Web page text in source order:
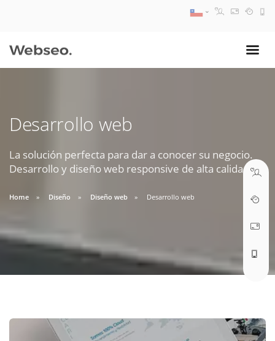
Desarrollo web
La solución perfecta para dar a conocer su negocio.
Desarrollo y diseño web responsive de alta calidad.
Home Diseño Diseño web Desarrollo web
09:30 AM A 18:30 PM
soporte@webseo.cl